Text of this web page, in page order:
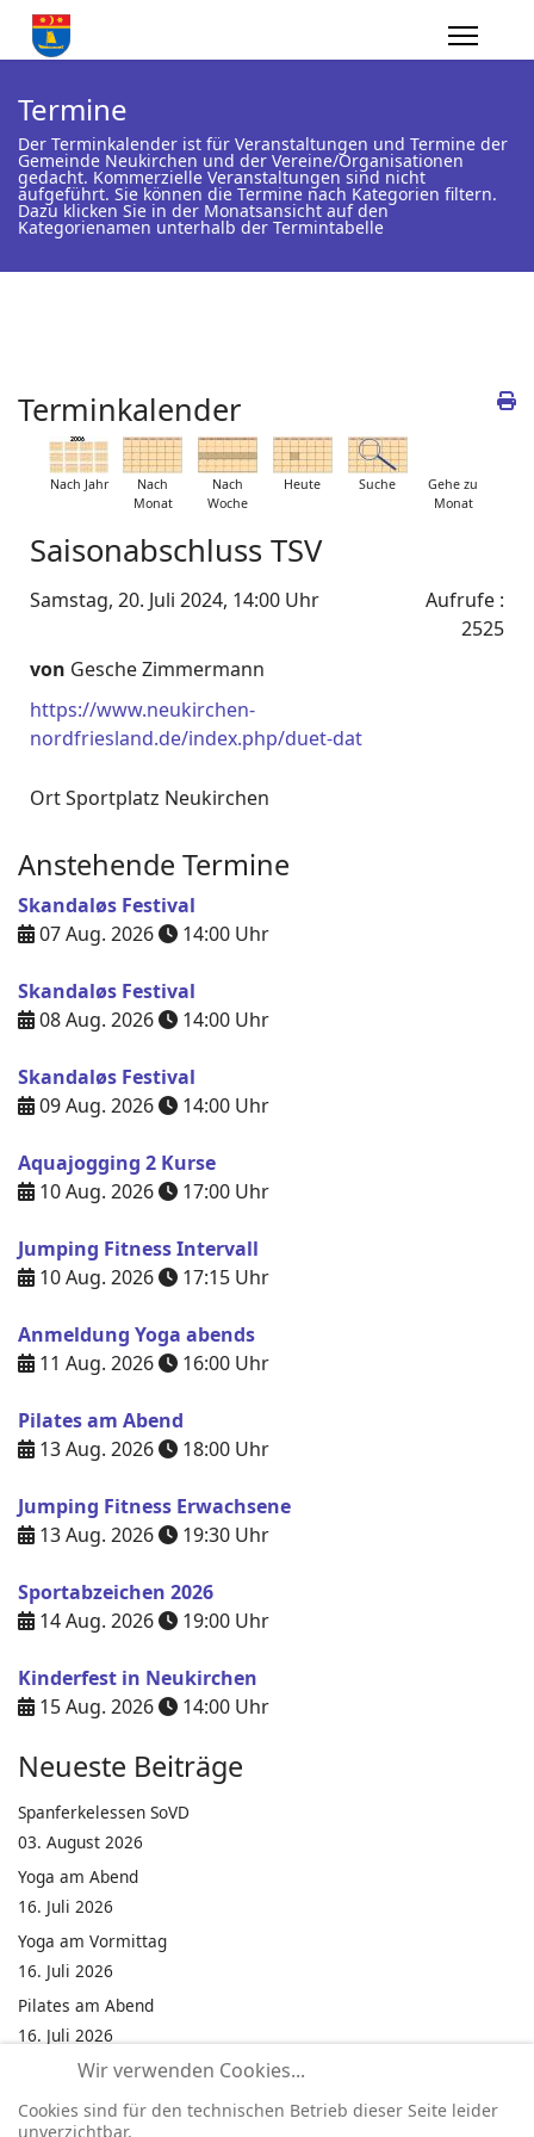
Termine
Der Terminkalender ist für Veranstaltungen und Termine der
Gemeinde Neukirchen und der Vereine/Organisationen
gedacht. Kommerzielle Veranstaltungen sind nicht
aufgeführt. Sie können die Termine nach Kategorien filtern.
Dazu klicken Sie in der Monatsansicht auf den
Kategorienamen unterhalb der Termintabelle
Terminkalender
Nach Jahr
Nach
Monat
Nach
Woche
Heute Suche
Gehe zu
Monat
Saisonabschluss TSV
Samstag, 20. Juli 2024, 14:00 Uhr Aufrufe :
2525
von Gesche Zimmermann
https://www.neukirchen-
nordfriesland.de/index.php/duet-dat
OrtSportplatz Neukirchen
Anstehende Termine
Skandaløs Festival
07 Aug. 2026
14:00 Uhr
Skandaløs Festival
08 Aug. 2026
14:00 Uhr
Skandaløs Festival
09 Aug. 2026
14:00 Uhr
Aquajogging 2 Kurse
10 Aug. 2026
17:00 Uhr
Jumping Fitness Intervall
10 Aug. 2026
17:15 Uhr
Anmeldung Yoga abends
11 Aug. 2026
16:00 Uhr
Pilates am Abend
13 Aug. 2026
18:00 Uhr
Jumping Fitness Erwachsene
13 Aug. 2026
19:30 Uhr
Sportabzeichen 2026
14 Aug. 2026
19:00 Uhr
Kinderfest in Neukirchen
15 Aug. 2026
14:00 Uhr
Neueste Beiträge
Spanferkelessen SoVD
03. August 2026
Yoga am Abend
16. Juli 2026
Yoga am Vormittag
16. Juli 2026
Pilates am Abend
16. Juli 2026
Jumping Fitness Intervall
16. Juli 2026
Wir verwenden Cookies...
Cookies sind für den technischen Betrieb dieser Seite leider
unverzichtbar.